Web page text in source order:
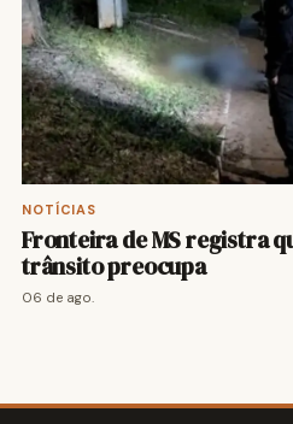
NOTÍCIAS
Fronteira de MS registra
trânsito preocupa
06 de ago.